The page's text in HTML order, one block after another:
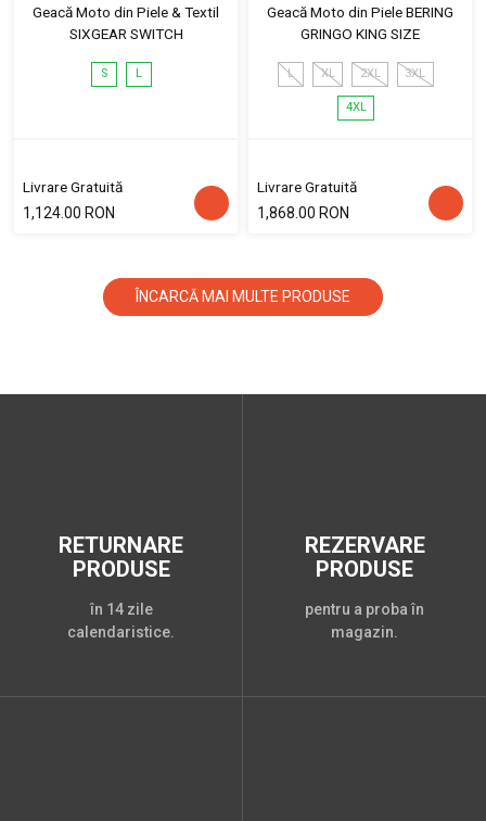
Geacă Moto din Piele & Textil
SIXGEAR SWITCH
S L
Livrare Gratuită
1,124.00 RON
Geacă Moto din Piele BERING
GRINGO KING SIZE
L XL 2XL 3XL
4XL
Livrare Gratuită
1,868.00 RON
ÎNCARCĂ MAI MULTE PRODUSE
RETURNARE
PRODUSE
în 14 zile
calendaristice.
REZERVARE
PRODUSE
pentru a proba în
magazin.